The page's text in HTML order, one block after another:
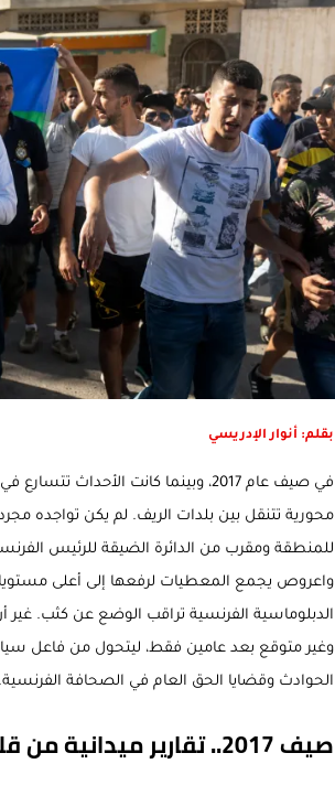
حريق بالمركب التجاري بالناظور يثير حالة
زيادة تسعيرة النقل بالحسيمة تضع
بين أمواج سبتة وشواطئ مايوركا: حين
رئيس الحكومة المغربية يقضي عطلته
بقلم: أنوار الإدريسي
في صيف عام 2017، وبينما كانت
محورية تتنقل بين بلدات الريف. لم يكن تواجده
للمنطقة ومقرب من الدائرة الضيقة للرئيس
واعروص يجمع المعطيات لرفعها إلى أعلى
الدبلوماسية الفرنسية تراقب الوضع عن كثب.
وغير متوقع بعد عامين فقط، ليتحول من فاعل
الحوادث وقضايا الحق العام في الصحافة الفرنسية.
صيف 2017.. تقارير ميدانية من قلب الحسيمة